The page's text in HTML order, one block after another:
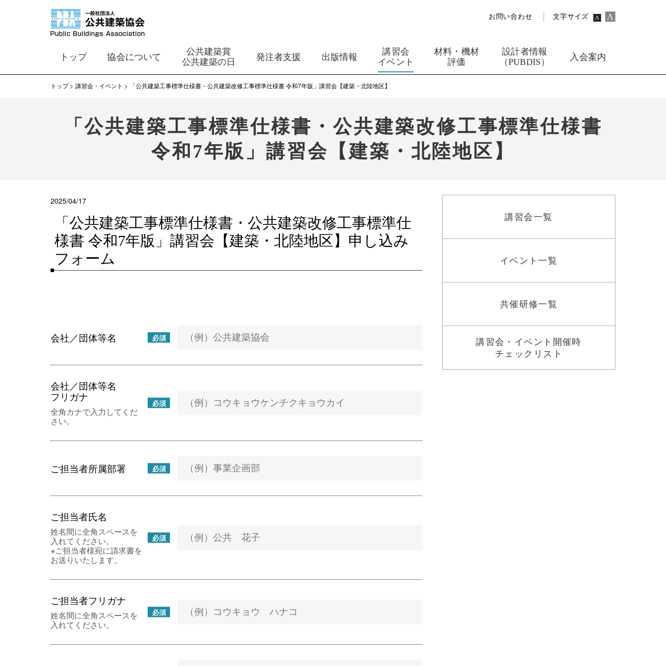
お問い合わせ 文字サイズ
トップ 協会について
公共建築賞
公共建築の日
発注者支援 出版情報
講習会
イベント
材料・機材
評価
設計者情報
（PUBDIS）
入会案内
トップ 講習会・イベント 「公共建築工事標準仕様書・公共建築改修工事標準仕様書 令和7年版」講習会【建築・北陸地区】
「公共建築工事標準仕様書・公共建築改修工事標準仕様書
令和7年版」講習会【建築・北陸地区】
2025/04/17
「公共建築工事標準仕様書・公共建築改修工事標準仕
様書 令和7年版」講習会【建築・北陸地区】申し込み
フォーム
会社／団体等名 必須
会社／団体等名
フリガナ
必須
全角カナで入力してくだ
さい。
ご担当者所属部署 必須
ご担当者氏名
必須
姓名間に全角スペースを
入れてください。
※ご担当者様宛に請求書を
お送りいたします。
ご担当者フリガナ
必須
姓名間に全角スペースを
入れてください。
講習会一覧
イベント一覧
共催研修一覧
講習会・イベント開催時
チェックリスト